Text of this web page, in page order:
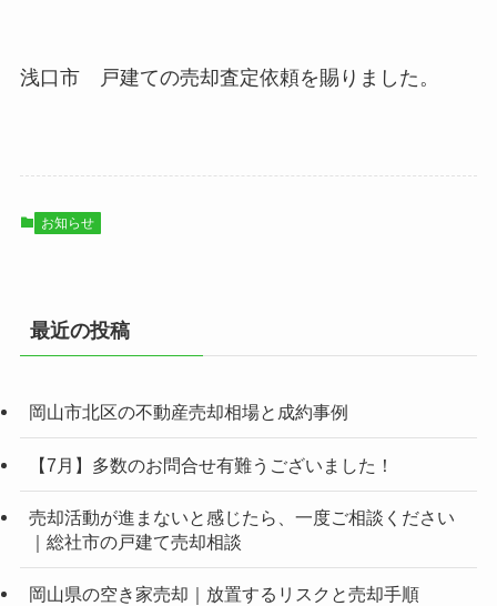
浅口市 戸建ての売却査定依頼を賜りました。
お知らせ
最近の投稿
岡山市北区の不動産売却相場と成約事例
【7月】多数のお問合せ有難うございました！
売却活動が進まないと感じたら、一度ご相談ください
｜総社市の戸建て売却相談
岡山県の空き家売却｜放置するリスクと売却手順